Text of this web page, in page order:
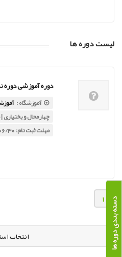
دسته بندی دوره ها
لیست دوره ها
دوره آموزشی دوره
آموزشگاه :
چهارمحال و بختیاری
مهلت ثبت نام: 1397/06/30
1
انتخاب